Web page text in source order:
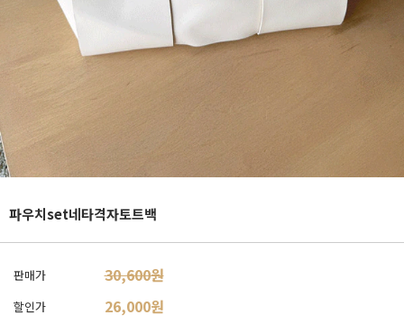
파우치set네타격자토트백
판매가 30,600원
할인가 26,000원